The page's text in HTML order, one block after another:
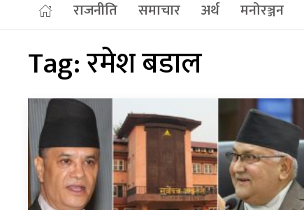
राजनीति समाचार अर्थ मनोरञ्जन
Tag:रमेश बडाल